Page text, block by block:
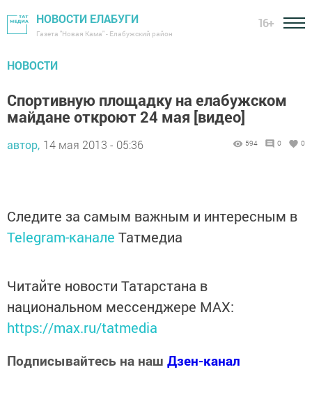
НОВОСТИ ЕЛАБУГИ
Газета "Новая Кама" - Елабужский район
16+
НОВОСТИ
Спортивную площадку на елабужском
майдане откроют 24 мая [видео]
автор, 14 мая 2013 - 05:36 594 0 0
Следите за самым важным и интересным в
Telegram-канале Татмедиа
Читайте новости Татарстана в
национальном мессенджере MАХ:
https://max.ru/tatmedia
Подписывайтесь на наш Дзен-канал